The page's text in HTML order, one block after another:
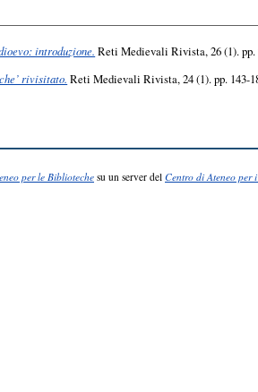
introduzione. Reti Medievali Rivista, 26 (1). pp.
rivisitato. Reti Medievali Rivista, 24 (1). pp. 143-
per le Bibliotechesu un server del Centro di Ateneo per